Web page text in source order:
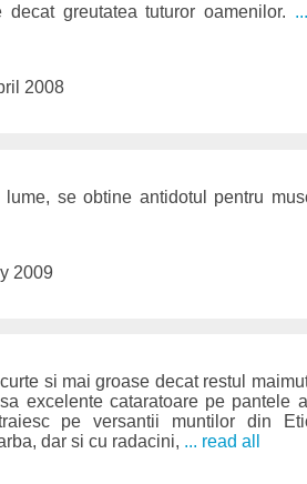
greutatea tuturor oamenilor.
2008
se obtine antidotul pentru
2009
si mai groase decat restul
excelente cataratoare pe pantele
pe versantii muntilor din
dar si cu radacini, ... read all